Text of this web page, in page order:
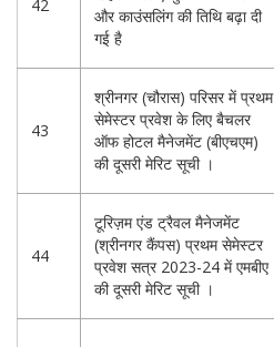
42
और काउंसलिंग की तिथि बढ़ा दी
गई है
43
श्रीनगर (चौरास) परिसर में प्रथम
सेमेस्टर प्रवेश के लिए बैचलर
ऑफ होटल मैनेजमेंट (बीएचएम)
की दूसरी मेरिट सूची ।
44
टूरिज़म एंड ट्रैवल मैनेजमेंट
(श्रीनगर कैंपस) प्रथम सेमेस्टर
प्रवेश सत्र 2023-24 में एमबीए
की दूसरी मेरिट सूची ।